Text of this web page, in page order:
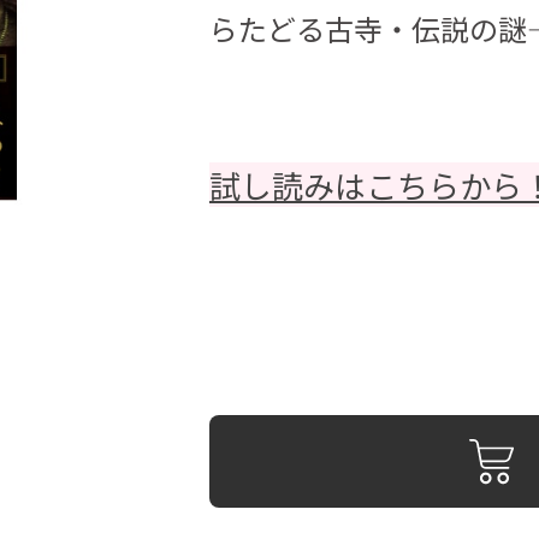
らたどる古寺・伝説の謎――
試し読みはこちらから